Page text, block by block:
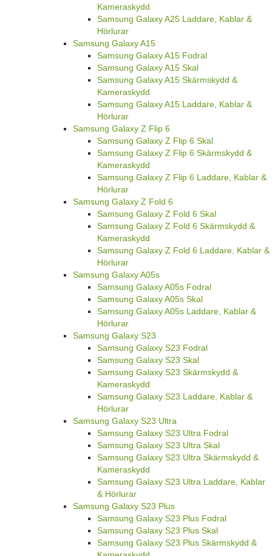
Kameraskydd
Samsung Galaxy A25 Laddare, Kablar &
Hörlurar
Samsung Galaxy A15
Samsung Galaxy A15 Fodral
Samsung Galaxy A15 Skal
Samsung Galaxy A15 Skärmskydd &
Kameraskydd
Samsung Galaxy A15 Laddare, Kablar &
Hörlurar
Samsung Galaxy Z Flip 6
Samsung Galaxy Z Flip 6 Skal
Samsung Galaxy Z Flip 6 Skärmskydd &
Kameraskydd
Samsung Galaxy Z Flip 6 Laddare, Kablar &
Hörlurar
Samsung Galaxy Z Fold 6
Samsung Galaxy Z Fold 6 Skal
Samsung Galaxy Z Fold 6 Skärmskydd &
Kameraskydd
Samsung Galaxy Z Fold 6 Laddare, Kablar &
Hörlurar
Samsung Galaxy A05s
Samsung Galaxy A05s Fodral
Samsung Galaxy A05s Skal
Samsung Galaxy A05s Laddare, Kablar &
Hörlurar
Samsung Galaxy S23
Samsung Galaxy S23 Fodral
Samsung Galaxy S23 Skal
Samsung Galaxy S23 Skärmskydd &
Kameraskydd
Samsung Galaxy S23 Laddare, Kablar &
Hörlurar
Samsung Galaxy S23 Ultra
Samsung Galaxy S23 Ultra Fodral
Samsung Galaxy S23 Ultra Skal
Samsung Galaxy S23 Ultra Skärmskydd &
Kameraskydd
Samsung Galaxy S23 Ultra Laddare, Kablar
& Hörlurar
Samsung Galaxy S23 Plus
Samsung Galaxy S23 Plus Fodral
Samsung Galaxy S23 Plus Skal
Samsung Galaxy S23 Plus Skärmskydd &